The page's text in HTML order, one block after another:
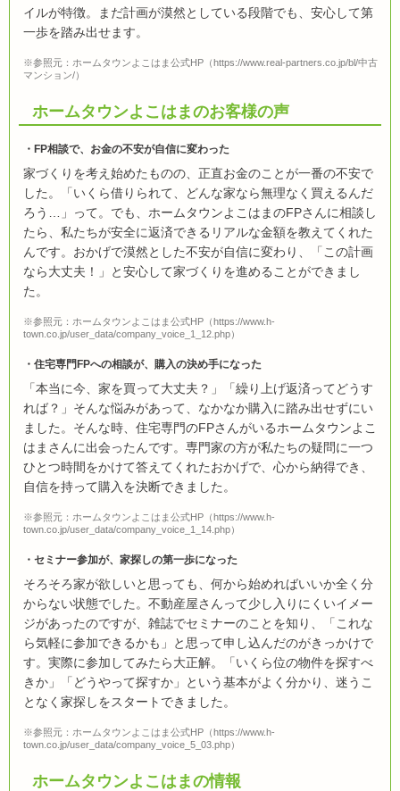
イルが特徴。まだ計画が漠然としている段階でも、安心して第
一歩を踏み出せます。
※参照元：ホームタウンよこはま公式HP（https://www.real-partners.co.jp/bl/中古
マンション/）
ホームタウンよこはまのお客様の声
FP相談で、お金の不安が自信に変わった
家づくりを考え始めたものの、正直お金のことが一番の不安で
した。「いくら借りられて、どんな家なら無理なく買えるんだ
ろう…」って。でも、ホームタウンよこはまのFPさんに相談し
たら、私たちが安全に返済できるリアルな金額を教えてくれた
んです。おかげで漠然とした不安が自信に変わり、「この計画
なら大丈夫！」と安心して家づくりを進めることができまし
た。
※参照元：ホームタウンよこはま公式HP（https://www.h-
town.co.jp/user_data/company_voice_1_12.php）
住宅専門FPへの相談が、購入の決め手になった
「本当に今、家を買って大丈夫？」「繰り上げ返済ってどうす
れば？」そんな悩みがあって、なかなか購入に踏み出せずにい
ました。そんな時、住宅専門のFPさんがいるホームタウンよこ
はまさんに出会ったんです。専門家の方が私たちの疑問に一つ
ひとつ時間をかけて答えてくれたおかげで、心から納得でき、
自信を持って購入を決断できました。
※参照元：ホームタウンよこはま公式HP（https://www.h-
town.co.jp/user_data/company_voice_1_14.php）
セミナー参加が、家探しの第一歩になった
そろそろ家が欲しいと思っても、何から始めればいいか全く分
からない状態でした。不動産屋さんって少し入りにくいイメー
ジがあったのですが、雑誌でセミナーのことを知り、「これな
ら気軽に参加できるかも」と思って申し込んだのがきっかけで
す。実際に参加してみたら大正解。「いくら位の物件を探すべ
きか」「どうやって探すか」という基本がよく分かり、迷うこ
となく家探しをスタートできました。
※参照元：ホームタウンよこはま公式HP（https://www.h-
town.co.jp/user_data/company_voice_5_03.php）
ホームタウンよこはまの情報